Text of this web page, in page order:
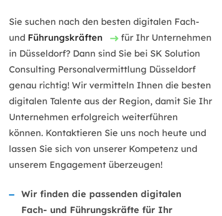
Sie suchen nach den besten digitalen Fach-
und Führungskräften
für Ihr Unternehmen
in Düsseldorf? Dann sind Sie bei SK Solution
Consulting Personalvermittlung Düsseldorf
genau richtig! Wir vermitteln Ihnen die besten
digitalen Talente aus der Region, damit Sie Ihr
Unternehmen erfolgreich weiterführen
können. Kontaktieren Sie uns noch heute und
lassen Sie sich von unserer Kompetenz und
unserem Engagement überzeugen!
Wir finden die passenden digitalen
Fach- und Führungskräfte für Ihr